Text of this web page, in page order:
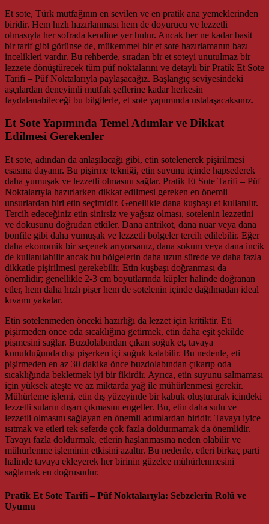
Et sote, Türk mutfağının en sevilen ve en pratik ana yemeklerinden
biridir. Hem hızlı hazırlanması hem de doyurucu ve lezzetli
olmasıyla her sofrada kendine yer bulur. Ancak her ne kadar basit
bir tarif gibi görünse de, mükemmel bir et sote hazırlamanın bazı
incelikleri vardır. Bu rehberde, sıradan bir et soteyi unutulmaz bir
lezzete dönüştürecek tüm püf noktalarını ve detaylı bir Pratik Et Sote
Tarifi – Püf Noktalarıyla paylaşacağız. Başlangıç seviyesindeki
aşçılardan deneyimli mutfak şeflerine kadar herkesin
faydalanabileceği bu bilgilerle, et sote yapımında ustalaşacaksınız.
Et Sote Yapımında Temel Adımlar ve Dikkat
Edilmesi Gerekenler
Et sote, adından da anlaşılacağı gibi, etin sotelenerek pişirilmesi
esasına dayanır. Bu pişirme tekniği, etin suyunu içinde hapsederek
daha yumuşak ve lezzetli olmasını sağlar. Pratik Et Sote Tarifi – Püf
Noktalarıyla hazırlarken dikkat edilmesi gereken en önemli
unsurlardan biri etin seçimidir. Genellikle dana kuşbaşı et kullanılır.
Tercih edeceğiniz etin sinirsiz ve yağsız olması, sotelenin lezzetini
ve dokusunu doğrudan etkiler. Dana antrikot, dana nuar veya dana
bonfile gibi daha yumuşak ve lezzetli bölgeler tercih edilebilir. Eğer
daha ekonomik bir seçenek arıyorsanız, dana sokum veya dana incik
de kullanılabilir ancak bu bölgelerin daha uzun sürede ve daha fazla
dikkatle pişirilmesi gerekebilir. Etin kuşbaşı doğranması da
önemlidir; genellikle 2-3 cm boyutlarında küpler halinde doğranan
etler, hem daha hızlı pişer hem de sotelenin içinde dağılmadan ideal
kıvamı yakalar.
Etin sotelenmeden önceki hazırlığı da lezzet için kritiktir. Eti
pişirmeden önce oda sıcaklığına getirmek, etin daha eşit şekilde
pişmesini sağlar. Buzdolabından çıkan soğuk et, tavaya
konulduğunda dışı pişerken içi soğuk kalabilir. Bu nedenle, eti
pişirmeden en az 30 dakika önce buzdolabından çıkarıp oda
sıcaklığında bekletmek iyi bir fikirdir. Ayrıca, etin suyunu salmaması
için yüksek ateşte ve az miktarda yağ ile mühürlenmesi gerekir.
Mühürleme işlemi, etin dış yüzeyinde bir kabuk oluşturarak içindeki
lezzetli suların dışarı çıkmasını engeller. Bu, etin daha sulu ve
lezzetli olmasını sağlayan en önemli adımlardan biridir. Tavayı iyice
ısıtmak ve etleri tek seferde çok fazla doldurmamak da önemlidir.
Tavayı fazla doldurmak, etlerin haşlanmasına neden olabilir ve
mühürlenme işleminin etkisini azaltır. Bu nedenle, etleri birkaç parti
halinde tavaya ekleyerek her birinin güzelce mühürlenmesini
sağlamak en doğrusudur.
Pratik Et Sote Tarifi – Püf Noktalarıyla: Sebzelerin Rolü ve
Uyumu